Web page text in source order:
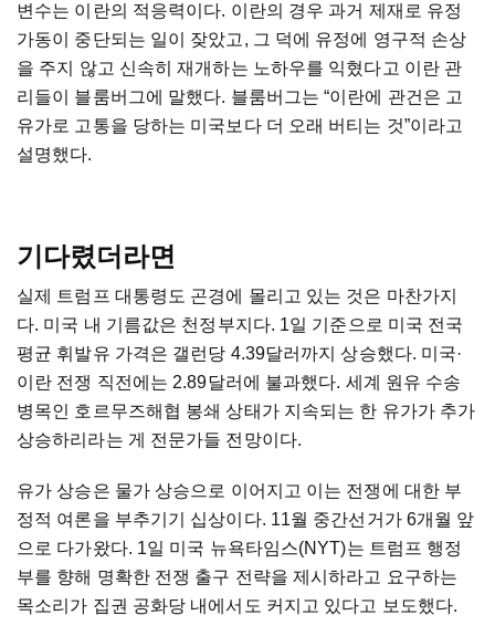
변수는 이란의 적응력이다. 이란의 경우 과거 제재로 유정
가동이 중단되는 일이 잦았고, 그 덕에 유정에 영구적 손상
을 주지 않고 신속히 재개하는 노하우를 익혔다고 이란 관
리들이 블룸버그에 말했다. 블룸버그는 “이란에 관건은 고
유가로 고통을 당하는 미국보다 더 오래 버티는 것”이라고
설명했다.
기다렸더라면
실제 트럼프 대통령도 곤경에 몰리고 있는 것은 마찬가지
다. 미국 내 기름값은 천정부지다. 1일 기준으로 미국 전국
평균 휘발유 가격은 갤런당 4.39달러까지 상승했다. 미국·
이란 전쟁 직전에는 2.89달러에 불과했다. 세계 원유 수송
병목인 호르무즈해협 봉쇄 상태가 지속되는 한 유가가 추가
상승하리라는 게 전문가들 전망이다.
유가 상승은 물가 상승으로 이어지고 이는 전쟁에 대한 부
정적 여론을 부추기기 십상이다. 11월 중간선거가 6개월 앞
으로 다가왔다. 1일 미국 뉴욕타임스(NYT)는 트럼프 행정
부를 향해 명확한 전쟁 출구 전략을 제시하라고 요구하는
목소리가 집권 공화당 내에서도 커지고 있다고 보도했다.